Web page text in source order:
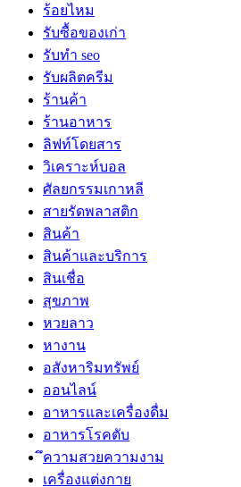
ร้อยไหม
รับซื้อของเก่า
รับทำ seo
รับผลิตครีม
ร้านค้า
ร้านอาหาร
ลิฟท์โดยสาร
วิเคราะห์บอล
ศัลยกรรมเกาหลี
สายรัดพลาสติก
สินค้า
สินค้าและบริการ
สินเชื่อ
สุขภาพ
หวยลาว
หางาน
อสังหาริมทรัพย์
ออนไลน์
อาหารและเครื่องดื่ม
อาหารโรคตับ
ึความสวยความงาม
เครื่องแต่งกาย